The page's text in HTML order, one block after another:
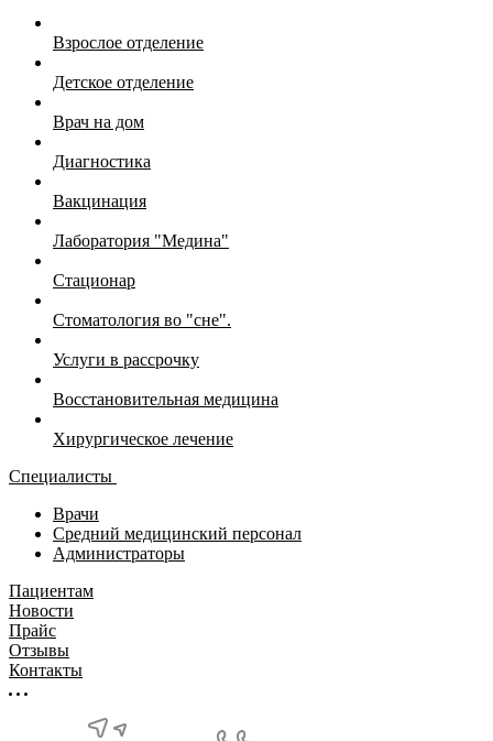
Взрослое отделение
Детское отделение
Врач на дом
Диагностика
Вакцинация
Лаборатория "Медина"
Стационар
Стоматология во "сне".
Услуги в рассрочку
Восстановительная медицина
Хирургическое лечение
Специалисты
Врачи
Средний медицинский персонал
Администраторы
Пациентам
Новости
Прайс
Отзывы
Контакты